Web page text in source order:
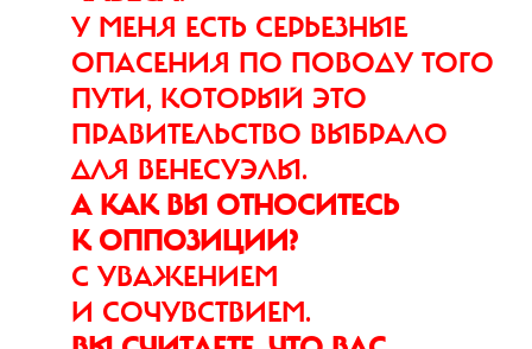
У МЕНЯ ЕСТЬ СЕРЬЕЗНЫЕ
ОПАСЕНИЯ ПО ПОВОДУ ТОГО
ПУТИ, КОТОРЫЙ ЭТО
ПРАВИТЕЛЬСТВО ВЫБРАЛО
ДЛЯ ВЕНЕСУЭЛЫ.
А КАК ВЫ ОТНОСИТЕСЬ
К ОППОЗИЦИИ?
С УВАЖЕНИЕМ
И СОЧУВСТВИЕМ.